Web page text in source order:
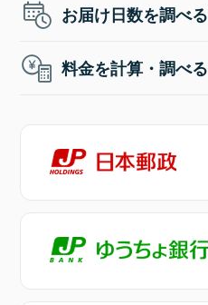
お届け日数を調べる
料金を計算・調べる